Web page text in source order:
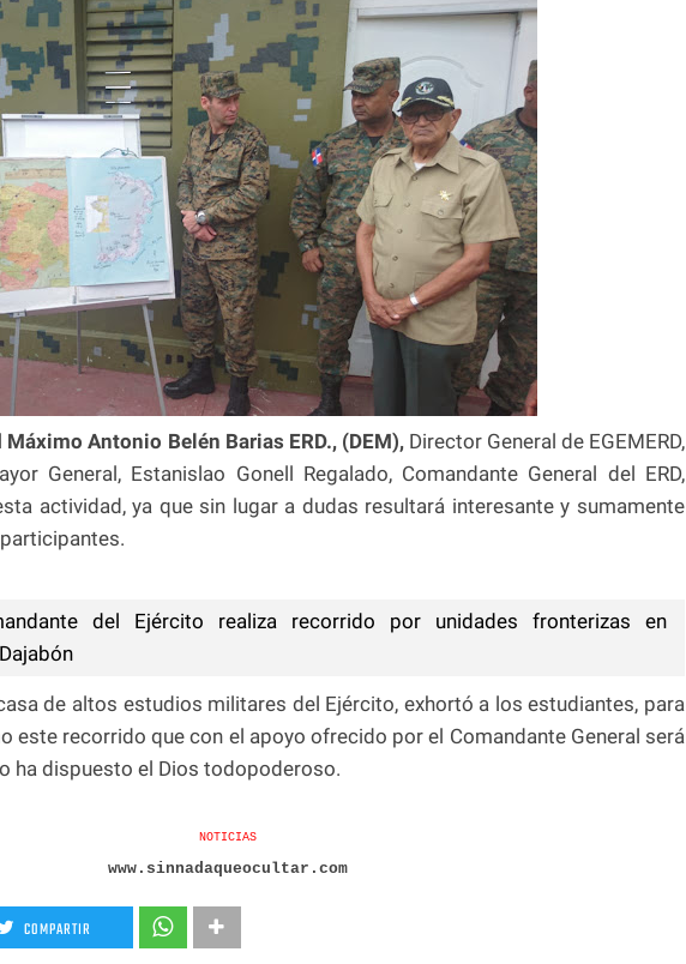
Máximo Antonio Belén Barias ERD., (DEM),Director General de EGEMERD,
General, Estanislao Gonell Regalado, Comandante General del ERD,
actividad, ya que sin lugar a dudas resultará interesante y sumamente
del Ejército realiza recorrido por unidades fronterizas en
de altos estudios militares del Ejército, exhortó a los estudiantes, para
este recorrido que con el apoyo ofrecido por el Comandante General será
ha dispuesto el Dios todopoderoso.
NOTICIAS
www.sinnadaqueocultar.com
COMPARTIR